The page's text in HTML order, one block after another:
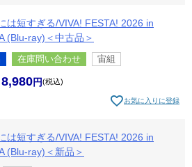
は短すぎる/VIVA! FESTA! 2026 in
(Blu-ray)＜中古品＞
在庫問い合わせ 宙組
8,980 税込
お気に入りに登録
は短すぎる/VIVA! FESTA! 2026 in
(Blu-ray)＜新品＞